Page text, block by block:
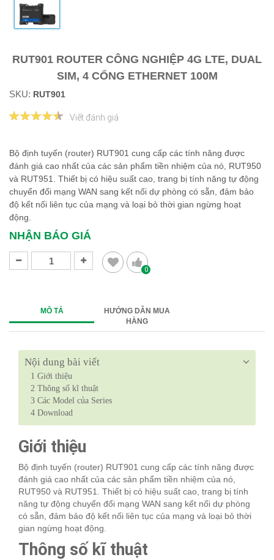
RUT901 ROUTER CÔNG NGHIỆP 4G LTE, DUAL
SIM, 4 CỔNG ETHERNET 100M
SKU: RUT901
Viết đánh giá
Bộ định tuyến (router) RUT901 cung cấp các tính năng được
đánh giá cao nhất của các sản phẩm tiền nhiệm của nó, RUT950
và RUT951. Thiết bị có hiệu suất cao, trang bị tính năng tự động
chuyển đổi mạng WAN sang kết nối dự phòng có sẵn, đảm bảo
độ kết nối liên tục của mạng và loại bỏ thời gian ngừng hoạt
động.
NHẬN BÁO GIÁ
0
MÔ TẢ
HƯỚNG DẪN MUA
HÀNG
Nội dung bài viết
1 Giới thiệu
2 Thông số kĩ thuật
3 Các Model của Series
4 Download
Giới thiệu
Bộ định tuyến (router) RUT901 cung cấp các tính năng được
đánh giá cao nhất của các sản phẩm tiền nhiệm của nó,
RUT950 và RUT951. Thiết bị có hiệu suất cao, trang bị tính
năng tự động chuyển đổi mạng WAN sang kết nối dự phòng
có sẵn, đảm bảo độ kết nối liên tục của mạng và loại bỏ thời
gian ngừng hoạt động.
Thông số kĩ thuật